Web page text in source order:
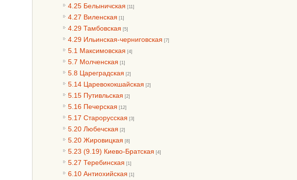
4.25 Белыничская [11]
4.27 Виленская [1]
4.29 Тамбовская [5]
4.29 Ильинская-черниговская [7]
5.1 Максимовская [4]
5.7 Молченская [1]
5.8 Цареградская [2]
5.14 Царевококшайская [2]
5.15 Путивльская [2]
5.16 Печерская [12]
5.17 Старорусская [3]
5.20 Любечская [2]
5.20 Жировицкая [8]
5.23 (9.19) Киево-Братская [4]
5.27 Теребинская [1]
6.10 Антиохийская [1]